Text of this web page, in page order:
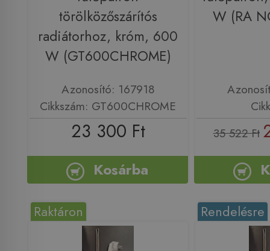
törölközőszárítós
radiátorhoz, króm, 600
W (GT600CHROME)
Azonosító: 167918
Cikkszám: GT600CHROME
23 300 Ft
Kosárba
W (RA
35 522 Ft
Raktáron Rendelésre